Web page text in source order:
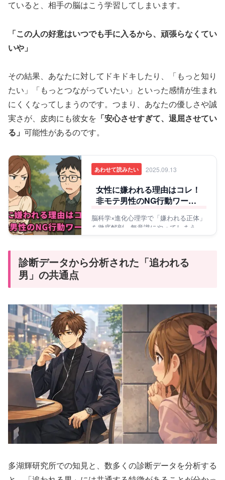
ていると、相手の脳はこう学習してしまいます。
「この人の好意はいつでも手に入るから、頑張らなくてい
いや」
その結果、あなたに対してドキドキしたり、「もっと知り
たい」「もっとつながっていたい」といった感情が生まれ
にくくなってしまうのです。つまり、あなたの優しさや誠
実さが、皮肉にも彼女を 「安心させすぎて、退屈させてい
る」 可能性があるのです。
あわせて読みたい 2025.09.13
女性に嫌われる理由はコレ！
非モテ男性のNG行動ワース
脳科学×進化心理学で「嫌われる正体」
を徹底解剖。無意識にやってしまう失
敗を回避して、安心感のある男へ。
診断データから分析された「追われる
男」の共通点
多湖輝研究所での知見と、数多くの診断データを分析する